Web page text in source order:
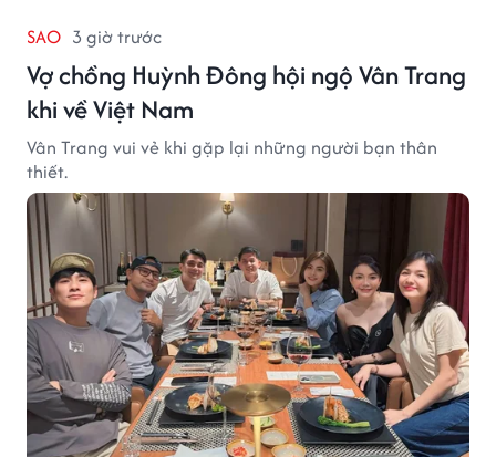
SAO 3 giờ trước
Vợ chồng Huỳnh Đông hội ngộ Vân Trang
khi về Việt Nam
Vân Trang vui vẻ khi gặp lại những người bạn thân
thiết.